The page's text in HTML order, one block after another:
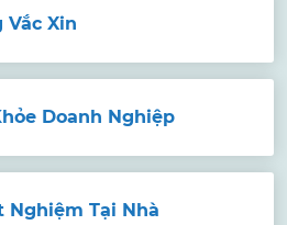
Vắc Xin
Doanh Nghiệp
Nghiệm Tại Nhà